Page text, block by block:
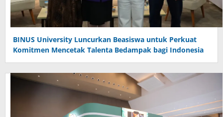
BINUS University Luncurkan Beasiswa untuk Perkuat
Komitmen Mencetak Talenta Bedampak bagi Indonesia